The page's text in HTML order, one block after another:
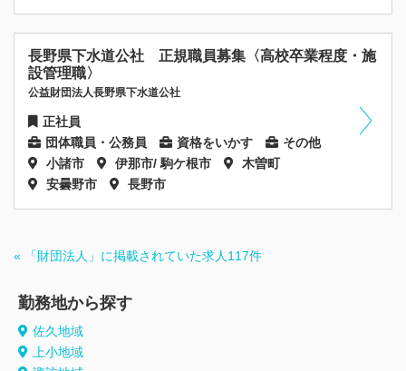
長野県下水道公社 正規職員募集〈高校卒業程度・施
設管理職〉
公益財団法人長野県下水道公社
正社員
団体職員・公務員
資格をいかす
その他
小諸市
伊那市/ 駒ケ根市
木曽町
安曇野市
長野市
« 「財団法人」に掲載されていた求人117件
勤務地から探す
佐久地域
上小地域